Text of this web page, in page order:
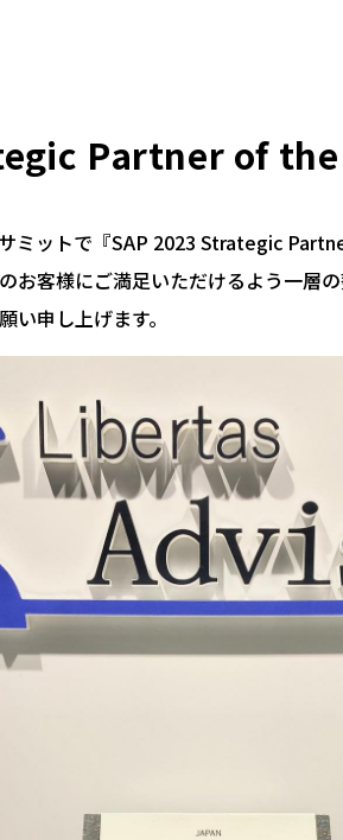
Partner of the
ミットで『SAP 2023 Strategic
客様にご満足いただけるよう一層の
申し上げます。